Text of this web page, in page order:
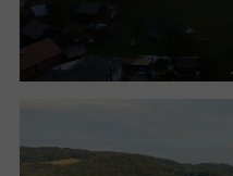
vznikl podle místa a pro
jako své malířské
součást vnitřního
Stavba respektuje